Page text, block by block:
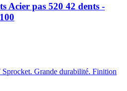
Acier pas 520 42 dents -
Sprocket. Grande durabilité. Finition